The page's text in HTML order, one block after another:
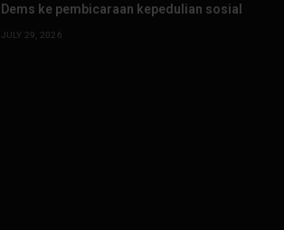
Dems ke pembicaraan kepedulian sosial
JULY 29, 2026